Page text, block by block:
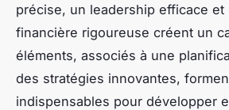
précise, un leadership efficace et
financière rigoureuse créent un
éléments, associés à une
des stratégies innovantes,
indispensables pour développer